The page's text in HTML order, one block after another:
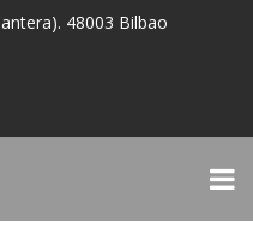
48003 Bilbao